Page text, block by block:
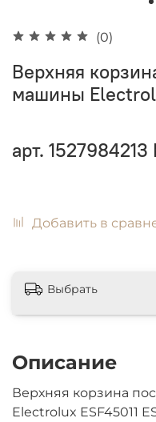
(0)
Верхняя
машины
арт. 1527984213
Добавить в
Описание
Верхняя корзина
Electrolux ESF45011
Выбрать